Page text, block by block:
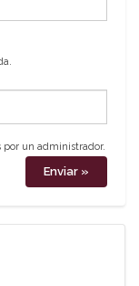
por un administrador.